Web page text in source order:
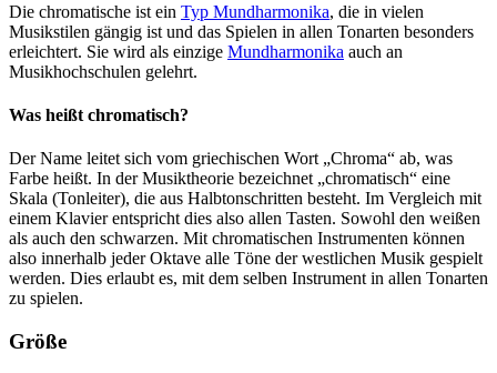
Die chromatische ist ein Typ Mundharmonika, die in vielen
Musikstilen gängig ist und das Spielen in allen Tonarten besonders
erleichtert. Sie wird als einzige Mundharmonika auch an
Musikhochschulen gelehrt.
Was heißt chromatisch?
Der Name leitet sich vom griechischen Wort „Chroma“ ab, was
Farbe heißt. In der Musiktheorie bezeichnet „chromatisch“ eine
Skala (Tonleiter), die aus Halbtonschritten besteht. Im Vergleich mit
einem Klavier entspricht dies also allen Tasten. Sowohl den weißen
als auch den schwarzen. Mit chromatischen Instrumenten können
also innerhalb jeder Oktave alle Töne der westlichen Musik gespielt
werden. Dies erlaubt es, mit dem selben Instrument in allen Tonarten
zu spielen.
Größe